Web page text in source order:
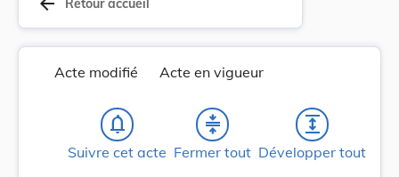
Retour accueil
Acte modifié Acte en vigueur
notifications_none
Suivre cet acte
compress
Fermer tout
expand
Développer tout